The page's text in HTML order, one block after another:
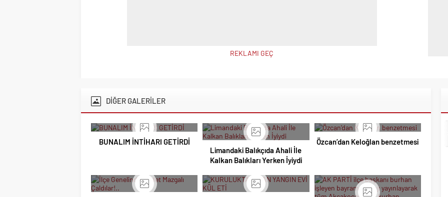
REKLAMI GEÇ
DİĞER GALERİLER
BUNALIM İNTİHARI GETİRDİ
Limandaki Balıkçıda Ahali İle
Kalkan Balıkları Yerken İyiydi
Özcan’dan Keloğlan benzetmesi